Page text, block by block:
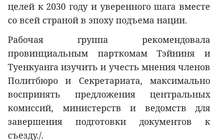
целей к 2030 году и уверенного шага вместе
со всей страной в эпоху подъема нации.
Рабочая группа рекомендовала
провинциальным парткомам Тэйниня и
Туенкуанга изучить и учесть мнения членов
Политбюро и Секретариата, максимально
воспринять предложения центральных
комиссий, министерств и ведомств для
завершения подготовки документов к
съезду./.